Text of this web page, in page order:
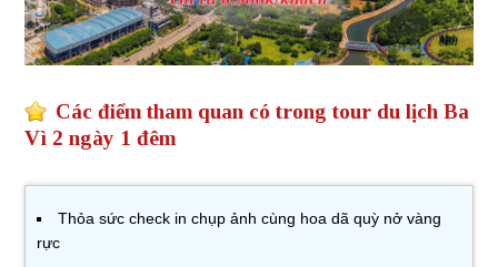
Các điểm tham quan có trong tour du lịch Ba
Vì 2 ngày 1 đêm
Thỏa sức check in chụp ảnh cùng hoa dã quỳ nở vàng
rực